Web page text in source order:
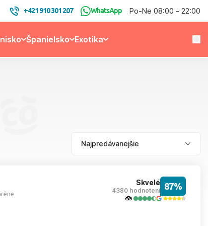
+421 910 301 207 WhatsApp Po-Ne 08:00 - 22:00
Španielsko Exotika
Skvelé
4380 hodnotení 87%